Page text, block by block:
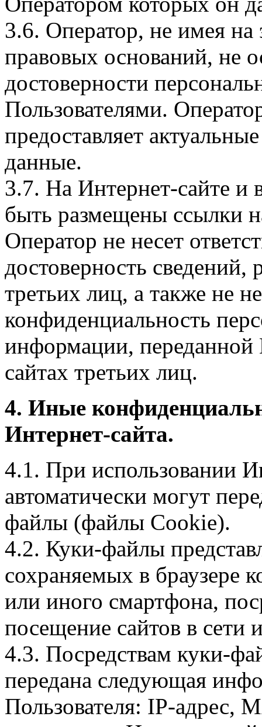
3.6. Оператор, не имея
правовых оснований, не
достоверности
Пользователями.
предоставляет
данные.
3.7. На Интернет-сайте
быть размещены ссылки
Оператор не несет
достоверность
третьих лиц, а также не
конфиденциальность
информации, переданной
сайтах третьих лиц.
4. Иные
Интернет-сайта.
4.1. При использовании
автоматически могут
файлы (файлы Cookie).
4.2. Куки-файлы
сохраняемых в браузере
или иного смартфона,
посещение сайтов в сети
4.3. Посредствам куки-
передана следующая
Пользователя: IP-адрес,